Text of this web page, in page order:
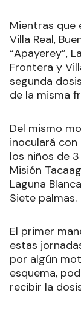
Mientras que
Villa Real,
“Apayerey”,
Frontera y
segunda
de la misma
Del mismo
inoculará con
los niños de
Misión
Laguna
Siete palmas.
El primer
estas
por algún
esquema,
recibir la